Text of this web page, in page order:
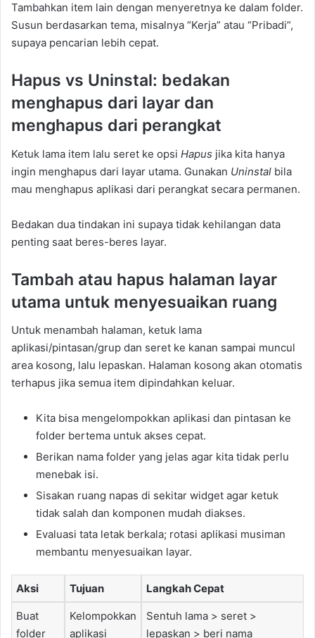
Tambahkan item lain dengan menyeretnya ke dalam folder.
Susun berdasarkan tema, misalnya “Kerja” atau “Pribadi”,
supaya pencarian lebih cepat.
Hapus vs Uninstal: bedakan
menghapus dari layar dan
menghapus dari perangkat
Ketuk lama item lalu seret ke opsi Hapus jika kita hanya
ingin menghapus dari layar utama. Gunakan Uninstal bila
mau menghapus aplikasi dari perangkat secara permanen.
Bedakan dua tindakan ini supaya tidak kehilangan data
penting saat beres-beres layar.
Tambah atau hapus halaman layar
utama untuk menyesuaikan ruang
Untuk menambah halaman, ketuk lama
aplikasi/pintasan/grup dan seret ke kanan sampai muncul
area kosong, lalu lepaskan. Halaman kosong akan otomatis
terhapus jika semua item dipindahkan keluar.
Kita bisa mengelompokkan aplikasi dan pintasan ke
folder bertema untuk akses cepat.
Berikan nama folder yang jelas agar kita tidak perlu
menebak isi.
Sisakan ruang napas di sekitar widget agar ketuk
tidak salah dan komponen mudah diakses.
Evaluasi tata letak berkala; rotasi aplikasi musiman
membantu menyesuaikan layar.
Aksi Tujuan Langkah Cepat
Buat
folder
Kelompokkan
aplikasi
Sentuh lama > seret >
lepaskan > beri nama